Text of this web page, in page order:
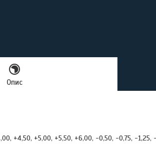
Опис
+4,50, +5,00, +5,50, +6,00, -0,50, -0,75, -